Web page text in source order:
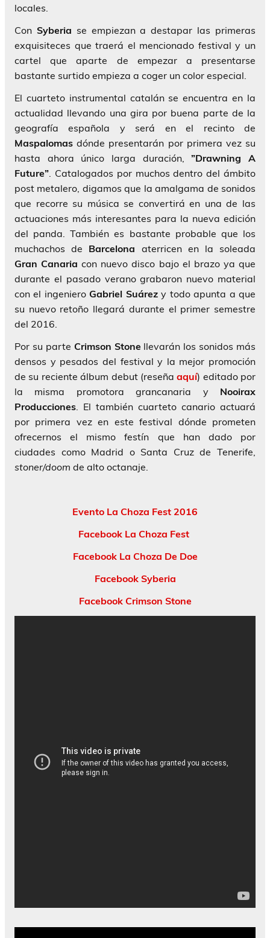
locales.
Con Syberia se empiezan a destapar las primeras
exquisiteces que traerá el mencionado festival y un
cartel que aparte de empezar a presentarse
bastante surtido empieza a coger un color especial.
El cuarteto instrumental catalán se encuentra en la
actualidad llevando una gira por buena parte de la
geografía española y será en el recinto de
Maspalomas dónde presentarán por primera vez su
hasta ahora único larga duración,”Drawning A
Future”. Catalogados por muchos dentro del ámbito
post metalero, digamos que la amalgama de sonidos
que recorre su música se convertirá en una de las
actuaciones más interesantes para la nueva edición
del panda. También es bastante probable que los
muchachos de Barcelona aterricen en la soleada
Gran Canaria con nuevo disco bajo el brazo ya que
durante el pasado verano grabaron nuevo material
con el ingenieroGabriel Suárezy todo apunta a que
su nuevo retoño llegará durante el primer semestre
del 2016.
Por su parte Crimson Stone llevarán los sonidos más
densos y pesados del festival y la mejor promoción
de su reciente álbum debut (reseñaaquí) editado por
la misma promotora grancanaria y Nooirax
Producciones. El también cuarteto canario actuará
por primera vez en este festival dónde prometen
ofrecernos el mismo festín que han dado por
ciudades como Madrid o Santa Cruz de Tenerife,
stoner/doom de alto octanaje.
Evento La Choza Fest 2016
Facebook La Choza Fest
Facebook La Choza De Doe
Facebook Syberia
Facebook Crimson Stone